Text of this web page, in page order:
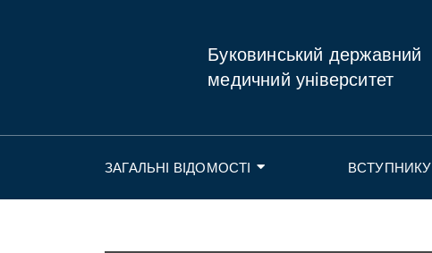
Буковинський державний
медичний університет
ЗАГАЛЬНІ ВІДОМОСТІ ВСТУПНИКУ